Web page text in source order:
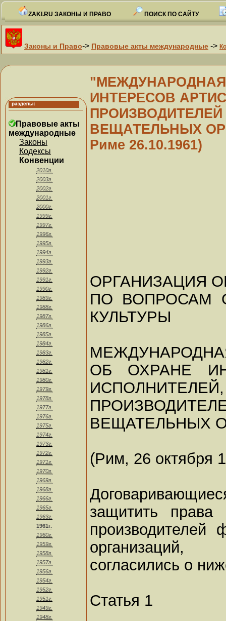
ZAKI.RU ЗАКОНЫ И ПРАВО ПОИСК ПО САЙТУ
Законы и Право-> Правовые акты международные ->
Правовые акты
международные
Законы
Кодексы
Конвенции
2010г.
2003г.
2002г.
2001г.
2000г.
1999г.
1997г.
1996г.
1995г.
1994г.
1993г.
1992г.
1991г.
1990г.
1989г.
1988г.
1987г.
1986г.
1985г.
1984г.
1983г.
1982г.
1981г.
1980г.
1979г.
1978г.
1977г.
1976г.
1975г.
1974г.
1973г.
1972г.
1971г.
1970г.
1969г.
1968г.
1966г.
1965г.
1963г.
1961г.
1960г.
1959г.
1958г.
1957г.
1956г.
1954г.
1952г.
1951г.
1949г.
1948г.
ИНТЕРЕСОВ
ВЕЩАТЕЛЬНЫХ
Риме 26.10.1961)
ОРГАНИЗАЦИЯ
ПО ВОПРОСАМ
КУЛЬТУРЫ
ОБ ОХРАНЕ
ИСПОЛНИТЕЛЕЙ,
ВЕЩАТЕЛЬНЫХ
(Рим, 26 октября
защитить права
производителей
организаций,
согласились о
Статья 1